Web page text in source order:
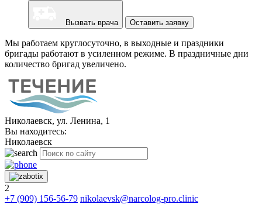
Вызвать врача Оставить заявку
Мы работаем круглосуточно, в выходные и праздники
бригады работают в усиленном режиме. В праздничные дни
количество бригад увеличено.
Николаевск, ул. Ленина, 1
Вы находитесь:
Николаевск
2
+7 (909) 156-56-79 nikolaevsk@narcolog-pro.clinic